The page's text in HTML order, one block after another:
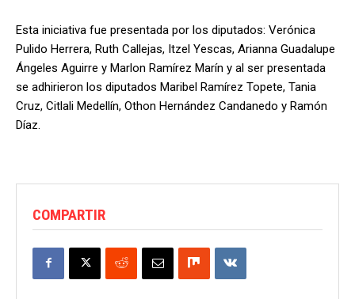
Esta iniciativa fue presentada por los diputados: Verónica
Pulido Herrera, Ruth Callejas, Itzel Yescas, Arianna Guadalupe
Ángeles Aguirre y Marlon Ramírez Marín y al ser presentada
se adhirieron los diputados Maribel Ramírez Topete, Tania
Cruz, Citlali Medellín, Othon Hernández Candanedo y Ramón
Díaz.
COMPARTIR